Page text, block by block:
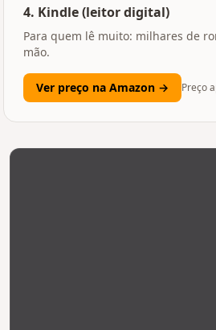
4. Kindle (leitor digital)
Para quem lê muito: milhares de
mão.
Ver preço na Amazon → Preço